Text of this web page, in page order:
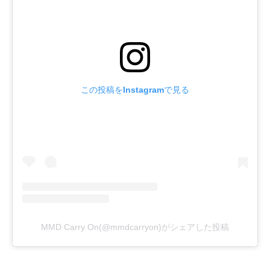
この投稿をInstagramで見る
MMD Carry On(@mmdcarryon)がシェアした投稿